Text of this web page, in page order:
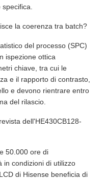
la coerenza tra batch?
del processo (SPC)
ispezione ottica
chiave, tra cui le
e il rapporto di contrasto,
e devono rientrare entro
del rilascio.
dell'HE430CB128-
50.000 ore di
in condizioni di utilizzo
di Hisense beneficia di